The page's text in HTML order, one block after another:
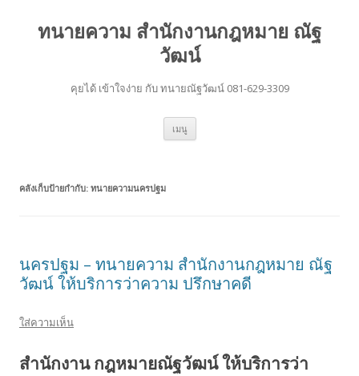
ทนายความ สำนักงานกฎหมาย ณัฐ
วัฒน์
คุยได้ เข้าใจง่าย กับ ทนายณัฐวัฒน์ 081-629-3309
เมนู ข้าม
ยัง
คลังเก็บป้ายกำกับ: ทนายความนครปฐม
นครปฐม – ทนายความ สำนักงานกฎหมาย ณัฐ
วัฒน์ ให้บริการว่าความ ปรึกษาคดี
ใส่ความเห็น
สำนักงาน กฎหมายณัฐวัฒน์ ให้บริการว่า